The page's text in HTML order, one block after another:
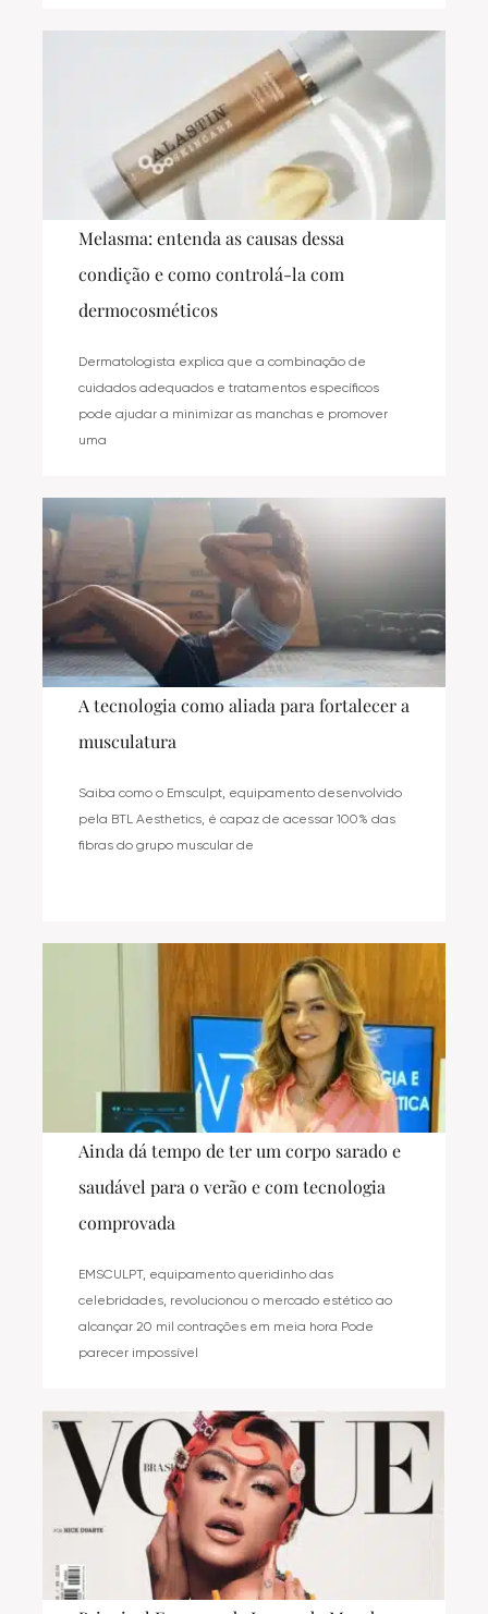
Melasma: entenda as causas dessa
condição e como controlá-la com
dermocosméticos
Dermatologista explica que a combinação de
cuidados adequados e tratamentos específicos
pode ajudar a minimizar as manchas e promover
uma
A tecnologia como aliada para fortalecer a
musculatura
Saiba como o Emsculpt, equipamento desenvolvido
pela BTL Aesthetics, é capaz de acessar 100% das
fibras do grupo muscular de
Ainda dá tempo de ter um corpo sarado e
saudável para o verão e com tecnologia
comprovada
EMSCULPT, equipamento queridinho das
celebridades, revolucionou o mercado estético ao
alcançar 20 mil contrações em meia hora Pode
parecer impossível